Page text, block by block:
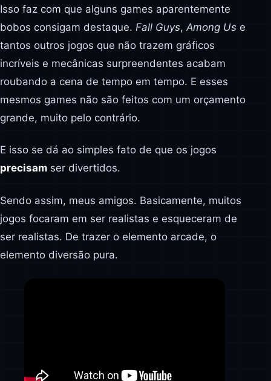
Isso faz com que alguns games aparentemente
bobos consigam destaque. Fall Guys, Among Us e
tantos outros jogos que não trazem gráficos
incríveis e mecânicas surpreendentes acabam
roubando a cena de tempo em tempo. E esses
mesmos games não são feitos com um orçamento
grande, muito pelo contrário.
E isso se dá ao simples fato de que os jogos
precisam ser divertidos.
Sendo assim, meus amigos. Basicamente, muitos
jogos focaram em ser realistas e esqueceram de
ser realistas. De trazer o elemento arcade, o
elemento diversão pura.